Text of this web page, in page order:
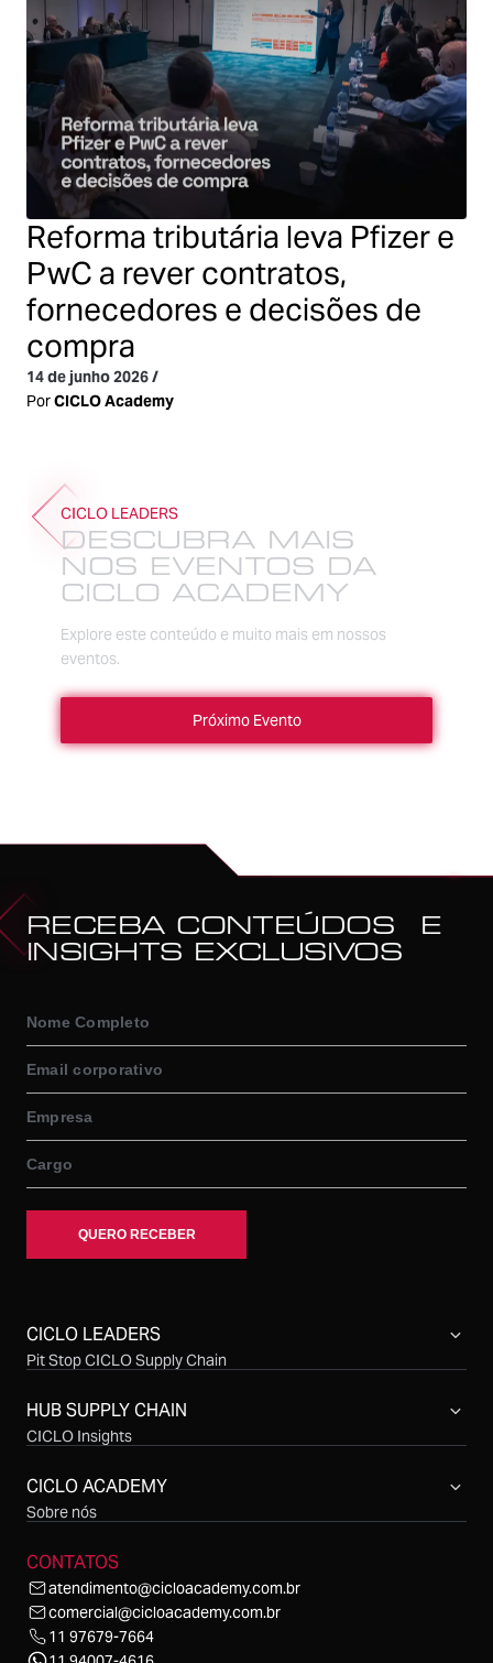
Reforma tributária leva Pfizer e
PwC a rever contratos,
fornecedores e decisões de
compra
14 de junho 2026/
PorCICLO Academy
CICLO LEADERS
DESCUBRA MAIS
NOS EVENTOS DA
CICLO ACADEMY
Explore este conteúdo e muito mais em nossos
eventos.
Próximo Evento
RECEBA CONTEÚDOS E
INSIGHTS EXCLUSIVOS
CICLO LEADERS
Pit Stop CICLO Supply Chain
Simpósio CICLO Supply Chain
HUB SUPPLY CHAIN
CICLO Insights
CICLO Talks
CICLO Cast
CICLO ACADEMY
Sobre nós
CONTATOS
atendimento@cicloacademy.com.br
comercial@cicloacademy.com.br
11 97679-7664